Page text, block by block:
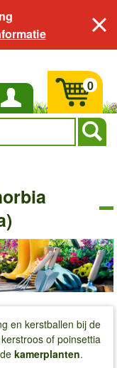
0
en kerstballen bij de
of poinsettia
kamerplanten.